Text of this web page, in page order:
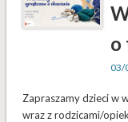
o
03/
Zapraszamy dzieci w
wraz z rodzicami/